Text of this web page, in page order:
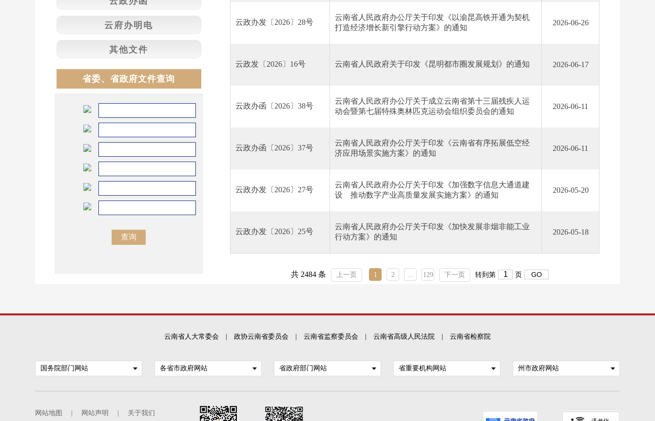
云府办明电
其他文件
省委、省政府文件查询
云政办发〔2026〕28号
云南省人民政府办公厅关于印发《以渝昆高铁开通为契机
打造经济增长新引擎行动方案》的通知
2026-06-26
云政发〔2026〕16号 云南省人民政府关于印发《昆明都市圈发展规划》的通知 2026-06-17
云政办函〔2026〕38号
云南省人民政府办公厅关于成立云南省第十三届残疾人运
动会暨第七届特殊奥林匹克运动会组织委员会的通知
2026-06-11
云政办函〔2026〕37号
云南省人民政府办公厅关于印发《云南省有序拓展低空经
济应用场景实施方案》的通知
2026-06-11
云政办发〔2026〕27号
云南省人民政府办公厅关于印发《加强数字信息大通道建
设 推动数字产业高质量发展实施方案》的通知
2026-05-20
云政办发〔2026〕25号
云南省人民政府办公厅关于印发《加快发展非烟非能工业
行动方案》的通知
2026-05-18
共 2484 条 上一页 1 2 ... 129 下一页 转到第 页
云南省人大常委会 政协云南省委员会 云南省监察委员会 云南省高级人民法院 云南省检察院
国务院部门网站 各省市政府网站 省政府部门网站 省重要机构网站 州市政府网站
网站地图 网站声明 关于我们